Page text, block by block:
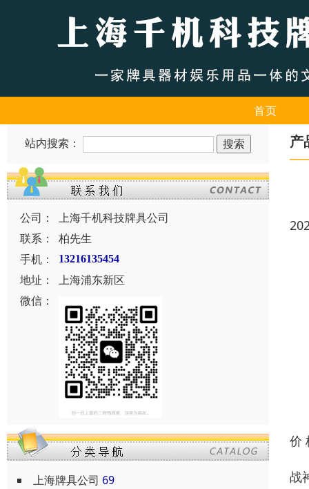
首页
站内搜索：
公司：
上海千机科技牌具公司
联系：
柏先生
手机：
13216135454
地址：
上海浦东新区
微信：
上海牌具公司 69
产
价
战